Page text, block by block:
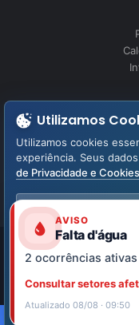
LGPD – Lei
Utilizamos
Utilizamos cookies
experiência. Seus
de Privacidade e Cookies
AVISO
Falta d'água
2 ocorrências ativas
Consultar setores
Atualizado 08/08 · 09:50